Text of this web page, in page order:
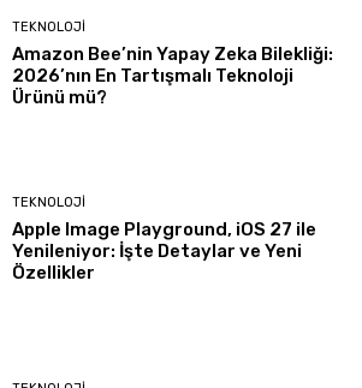
TEKNOLOJI
Amazon Bee’nin Yapay Zeka Bilekliği:
2026’nın En Tartışmalı Teknoloji
Ürünü mü?
TEKNOLOJI
Apple Image Playground, iOS 27 ile
Yenileniyor: İşte Detaylar ve Yeni
Özellikler